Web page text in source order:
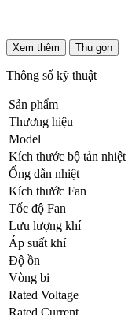
Xem thêm Thu gọn
Thông số kỹ thuật
Sản phẩm
Thương hiệu
Model
Kích thước bộ tản nhiệt
Ống dẫn nhiệt
Kích thước Fan
Tốc độ Fan
Lưu lượng khí
Áp suất khí
Độ ồn
Vòng bi
Rated Voltage
Rated Current